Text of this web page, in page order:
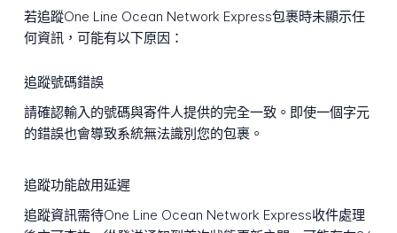
若追蹤One Line Ocean Network Express包裹時未顯示任
何資訊，可能有以下原因：
追蹤號碼錯誤
請確認輸入的號碼與寄件人提供的完全一致。即使一個字元
的錯誤也會導致系統無法識別您的包裹。
追蹤功能啟用延遲
追蹤資訊需待One Line Ocean Network Express收件處理